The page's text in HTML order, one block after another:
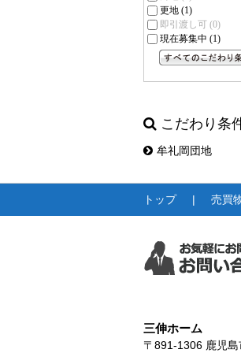
更地 (1)
即引渡し可 (0)
現在募集中 (1)
こだわり条
牟礼岡団地
トップ 売買
三伸ホーム
〒891-1306 鹿児